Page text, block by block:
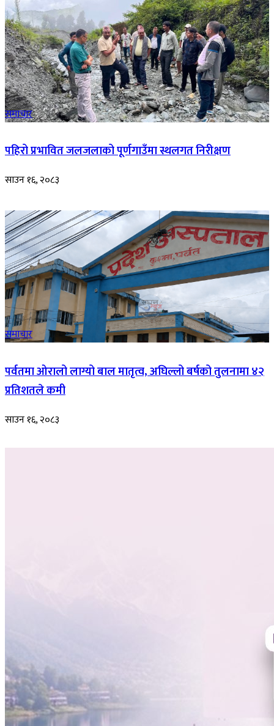
समाचार
पहिरो प्रभावित जलजलाको पूर्णगाउँमा स्थलगत निरीक्षण
साउन १६, २०८३
समाचार
पर्वतमा ओरालो लाग्यो बाल मातृत्व, अघिल्लो बर्षको तुलनामा ४२
प्रतिशतले कमी
साउन १६, २०८३